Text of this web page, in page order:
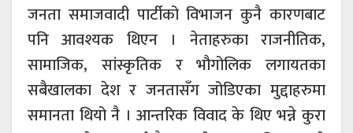
जनता समाजवादी पार्टीको विभाजन कुनै कारणबाट
पनि आवश्यक थिएन । नेताहरुका राजनीतिक,
सामाजिक, सांस्कृतिक र भौगोलिक लगायतका
सबैखालका देश र जनतासँग जोडिएका मुद्दाहरुमा
समानता थियो नै । आन्तरिक विवाद के थिए भन्ने कुरा